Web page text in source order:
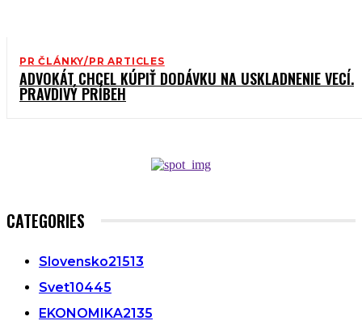
PR ČLÁNKY/PR ARTICLES
ADVOKÁT CHCEL KÚPIŤ DODÁVKU NA USKLADNENIE VECÍ.
PRAVDIVÝ PRÍBEH
CATEGORIES
Slovensko21513
Svet10445
EKONOMIKA2135